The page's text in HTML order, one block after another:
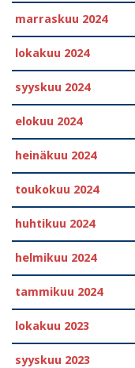
marraskuu 2024
lokakuu 2024
syyskuu 2024
elokuu 2024
heinäkuu 2024
toukokuu 2024
huhtikuu 2024
helmikuu 2024
tammikuu 2024
lokakuu 2023
syyskuu 2023